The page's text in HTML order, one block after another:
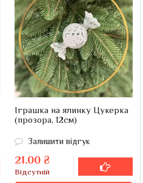
Іграшка на ялинку Цукерка
(прозора, 12см)
Залишити відгук
21.00 ₴
Відсутній